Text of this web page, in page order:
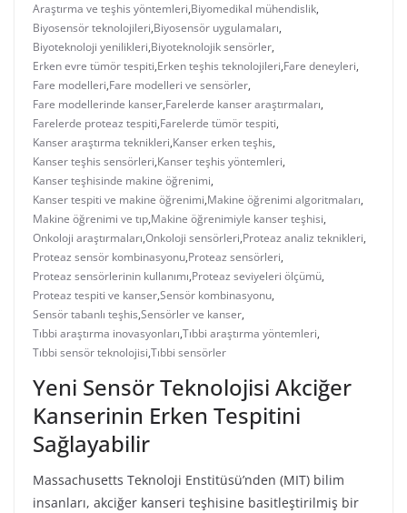
Araştırma ve teşhis yöntemleri,Biyomedikal mühendislik,
Biyosensör teknolojileri,Biyosensör uygulamaları,
Biyoteknoloji yenilikleri,Biyoteknolojik sensörler,
Erken evre tümör tespiti,Erken teşhis teknolojileri,Fare deneyleri,
Fare modelleri,Fare modelleri ve sensörler,
Fare modellerinde kanser,Farelerde kanser araştırmaları,
Farelerde proteaz tespiti,Farelerde tümör tespiti,
Kanser araştırma teknikleri,Kanser erken teşhis,
Kanser teşhis sensörleri,Kanser teşhis yöntemleri,
Kanser teşhisinde makine öğrenimi,
Kanser tespiti ve makine öğrenimi,Makine öğrenimi algoritmaları,
Makine öğrenimi ve tıp,Makine öğrenimiyle kanser teşhisi,
Onkoloji araştırmaları,Onkoloji sensörleri,Proteaz analiz teknikleri,
Proteaz sensör kombinasyonu,Proteaz sensörleri,
Proteaz sensörlerinin kullanımı,Proteaz seviyeleri ölçümü,
Proteaz tespiti ve kanser,Sensör kombinasyonu,
Sensör tabanlı teşhis,Sensörler ve kanser,
Tıbbi araştırma inovasyonları,Tıbbi araştırma yöntemleri,
Tıbbi sensör teknolojisi,Tıbbi sensörler
Yeni Sensör Teknolojisi Akciğer
Kanserinin Erken Tespitini
Sağlayabilir
Massachusetts Teknoloji Enstitüsü’nden (MIT) bilim
insanları, akciğer kanseri teşhisine basitleştirilmiş bir